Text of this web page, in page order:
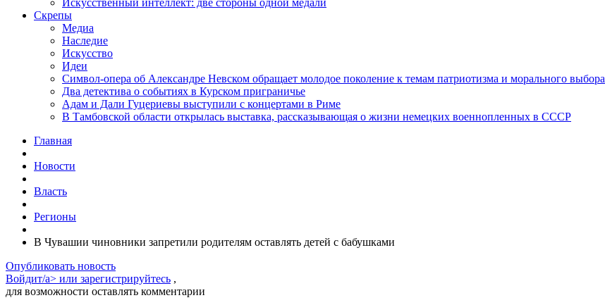
Искусственный интеллект: две стороны одной медали
Скрепы
Медиа
Наследие
Искусство
Идеи
Символ-опера об Александре Невском обращает молодое поколение к темам патриотизма и морального выбора
Два детектива о событиях в Курском приграничье
Адам и Дали Гуцериевы выступили с концертами в Риме
В Тамбовской области открылась выставка, рассказывающая о жизни немецких военнопленных в СССР
Главная
Новости
Власть
Регионы
В Чувашии чиновники запретили родителям оставлять детей с бабушками
Опубликовать новость
Войдит/a> или зарегистрируйтесь ,
для возможности оставлять комментарии